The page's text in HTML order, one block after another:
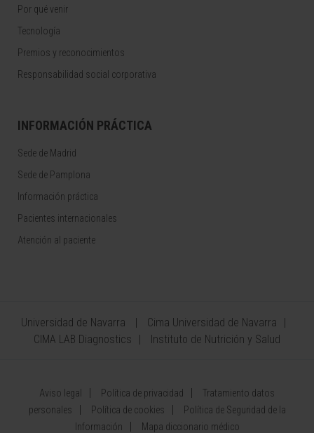
Por qué venir
Tecnología
Premios y reconocimientos
Responsabilidad social corporativa
INFORMACIÓN PRÁCTICA
Sede de Madrid
Sede de Pamplona
Información práctica
Pacientes internacionales
Atención al paciente
Universidad de Navarra
Cima Universidad de Navarra
CIMA LAB Diagnostics
Instituto de Nutrición y Salud
Aviso legal Política de privacidad
Tratamiento datos
personales
Política de cookies
Política de Seguridad de la
Información
Mapa diccionario médico